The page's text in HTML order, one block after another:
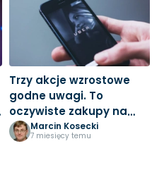
Trzy akcje wzrostowe
godne uwagi. To
oczywiste zakupy na
nowy rok
Marcin Kosecki
7 miesięcy temu